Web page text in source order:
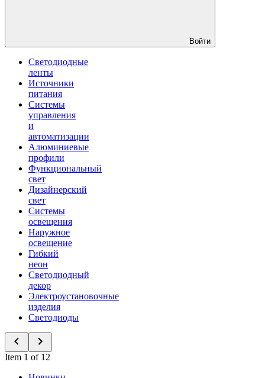
Войти
Светодиодные
ленты
Источники
питания
Системы
управления
и
автоматизации
Алюминиевые
профили
Функциональный
свет
Дизайнерский
свет
Системы
освещения
Наружное
освещение
Гибкий
неон
Светодиодный
декор
Электроустановочные
изделия
Светодиоды
Item 1 of 12